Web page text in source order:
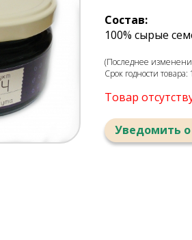
Состав:
100% сырые
(Последнее
Срок годности товара:
Товар
Уведомить о